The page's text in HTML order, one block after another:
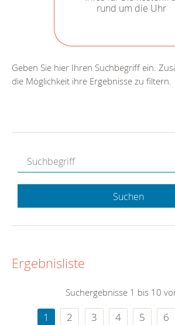
rund um die Uhr
Geben Sie hier Ihren Suchbegriff ein.
die Möglichkeit ihre Ergebnisse zu filtern.
Suchen
Ergebnisliste
Suchergebnisse 1 bis 10
1 2 3 4 5 6